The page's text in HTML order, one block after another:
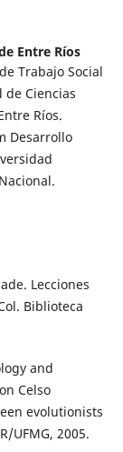
Entre Ríos
Trabajo Social
Ciencias
Ríos.
Desarrollo
Lecciones
Biblioteca
and
Celso
evolutionists
UFMG, 2005.